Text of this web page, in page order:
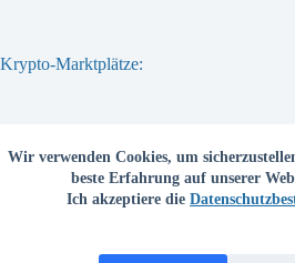
Wir verwenden Cookies, um
beste Erfahrung auf unserer
Ich akzeptiere die
Krypto-Marktplätze:
Bitpanda
Bitcoin.de